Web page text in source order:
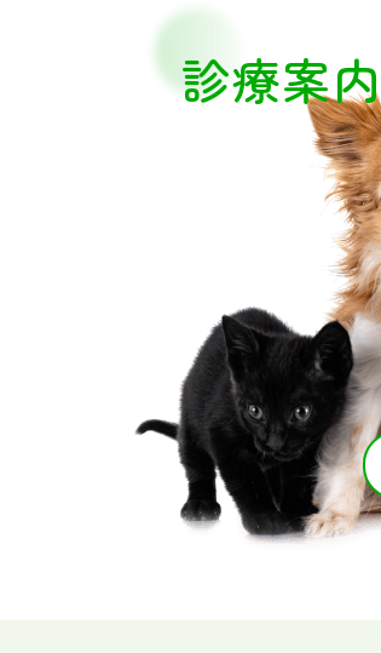
診療案内